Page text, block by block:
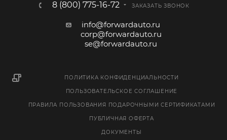
8 (800) 775-16-72 ЗАКАЗАТЬ ЗВОНОК
info@forwardauto.ru
corp@forwardauto.ru
se@forwardauto.ru
ПОЛИТИКА КОНФИДЕНЦИАЛЬНОСТИ
ПОЛЬЗОВАТЕЛЬСКОЕ СОГЛАШЕНИЕ
ПРАВИЛА ПОЛЬЗОВАНИЯ ПОДАРОЧНЫМИ СЕРТИФИКАТАМИ
ПУБЛИЧНАЯ ОФЕРТА
ДОКУМЕНТЫ